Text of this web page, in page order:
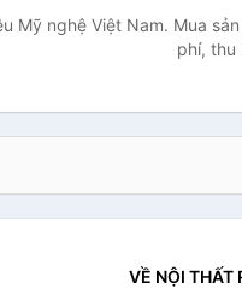
Mỹ nghệ Việt Nam. Mua
phí, thu
VỀ NỘI THẤT